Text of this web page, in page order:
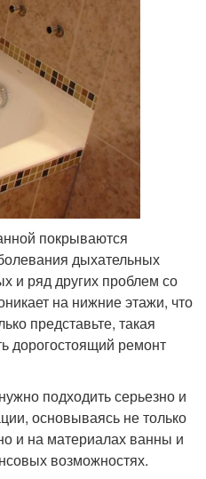
покрываются
дыхательных
и ряд других проблем со
на нижние этажи, что
представьте, такая
дорогостоящий ремонт
подходить серьезно и
основываясь не только
и на материалах ванны и
возможностях.